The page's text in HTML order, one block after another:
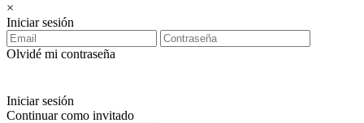
×
Iniciar sesión
Olvidé mi contraseña
Iniciar sesión
Continuar como invitado